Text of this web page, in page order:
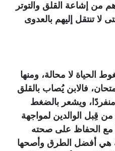
من إشاعة القلق والتوتر
لا تنتقل إليهم بالعدوى
الحياة لا محالة، ومنها
فالابن يُصاب بالقلق
ويشعر بالضغط
من قِبل الوالدين لمواجهة
مع الحفاظ على صحته
هي أفضل الطرق وأصحها